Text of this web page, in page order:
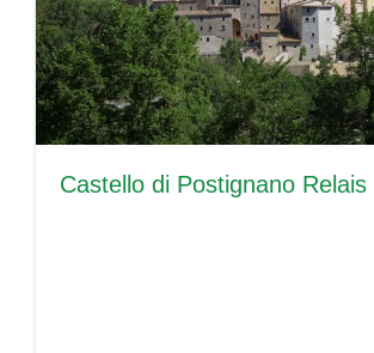
Castello di Postignano Relais